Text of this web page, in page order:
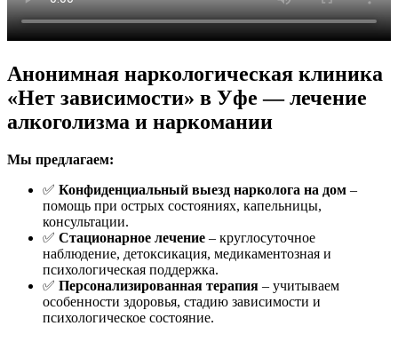
Анонимная наркологическая клиника
«Нет зависимости» в Уфе — лечение
алкоголизма и наркомании
Мы предлагаем:
✅ Конфиденциальный выезд нарколога на дом –
помощь при острых состояниях, капельницы,
консультации.
✅ Стационарное лечение – круглосуточное
наблюдение, детоксикация, медикаментозная и
психологическая поддержка.
✅ Персонализированная терапия – учитываем
особенности здоровья, стадию зависимости и
психологическое состояние.